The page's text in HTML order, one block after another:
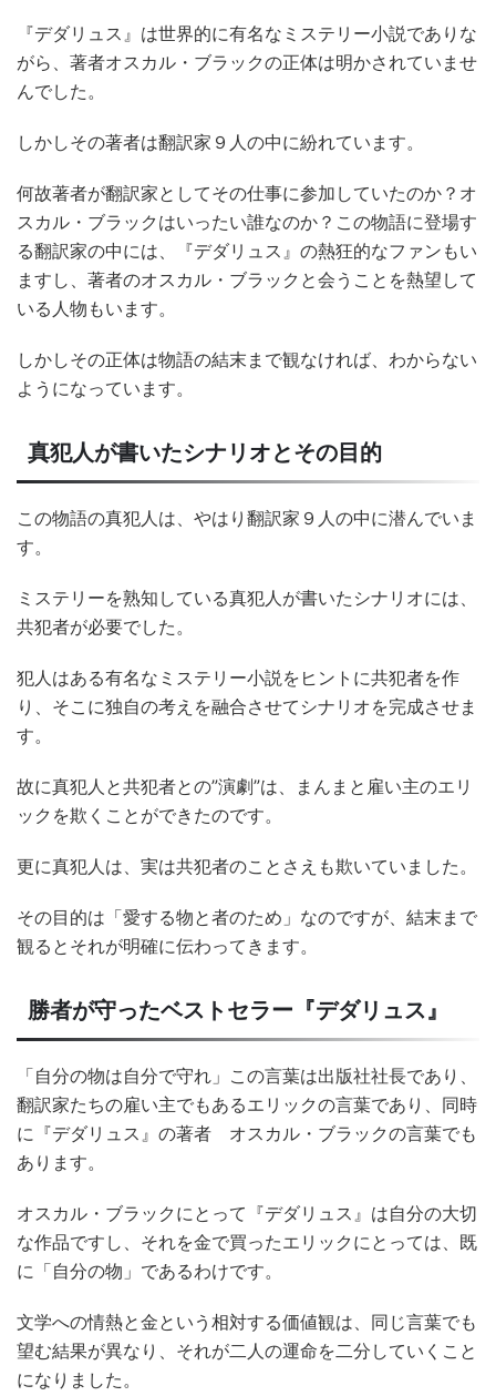
『デダリュス』は世界的に有名なミステリー小説でありな
がら、著者オスカル・ブラックの正体は明かされていませ
んでした。
しかしその著者は翻訳家９人の中に紛れています。
何故著者が翻訳家としてその仕事に参加していたのか？オ
スカル・ブラックはいったい誰なのか？この物語に登場す
る翻訳家の中には、『デダリュス』の熱狂的なファンもい
ますし、著者のオスカル・ブラックと会うことを熱望して
いる人物もいます。
しかしその正体は物語の結末まで観なければ、わからない
ようになっています。
真犯人が書いたシナリオとその目的
この物語の真犯人は、やはり翻訳家９人の中に潜んでいま
す。
ミステリーを熟知している真犯人が書いたシナリオには、
共犯者が必要でした。
犯人はある有名なミステリー小説をヒントに共犯者を作
り、そこに独自の考えを融合させてシナリオを完成させま
す。
故に真犯人と共犯者との”演劇”は、まんまと雇い主のエリ
ックを欺くことができたのです。
更に真犯人は、実は共犯者のことさえも欺いていました。
その目的は「愛する物と者のため」なのですが、結末まで
観るとそれが明確に伝わってきます。
勝者が守ったベストセラー『デダリュス』
「自分の物は自分で守れ」この言葉は出版社社長であり、
翻訳家たちの雇い主でもあるエリックの言葉であり、同時
に『デダリュス』の著者 オスカル・ブラックの言葉でも
あります。
オスカル・ブラックにとって『デダリュス』は自分の大切
な作品ですし、それを金で買ったエリックにとっては、既
に「自分の物」であるわけです。
文学への情熱と金という相対する価値観は、同じ言葉でも
望む結果が異なり、それが二人の運命を二分していくこと
になりました。